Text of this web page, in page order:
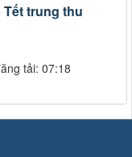
trung thu
tải: 07:18